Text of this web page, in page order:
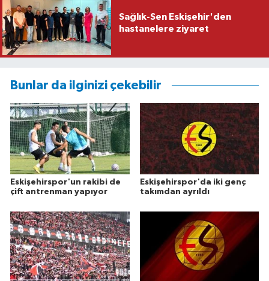
Sağlık-Sen Eskişehir'den
hastanelere ziyaret
Bunlar da ilginizi çekebilir
Eskişehirspor'un rakibi de
çift antrenman yapıyor
Eskişehirspor'da iki genç
takımdan ayrıldı